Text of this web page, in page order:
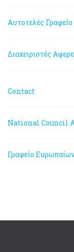
Αυτοτελές
Διαχειριστές
Contact
National Council
Γραφείο